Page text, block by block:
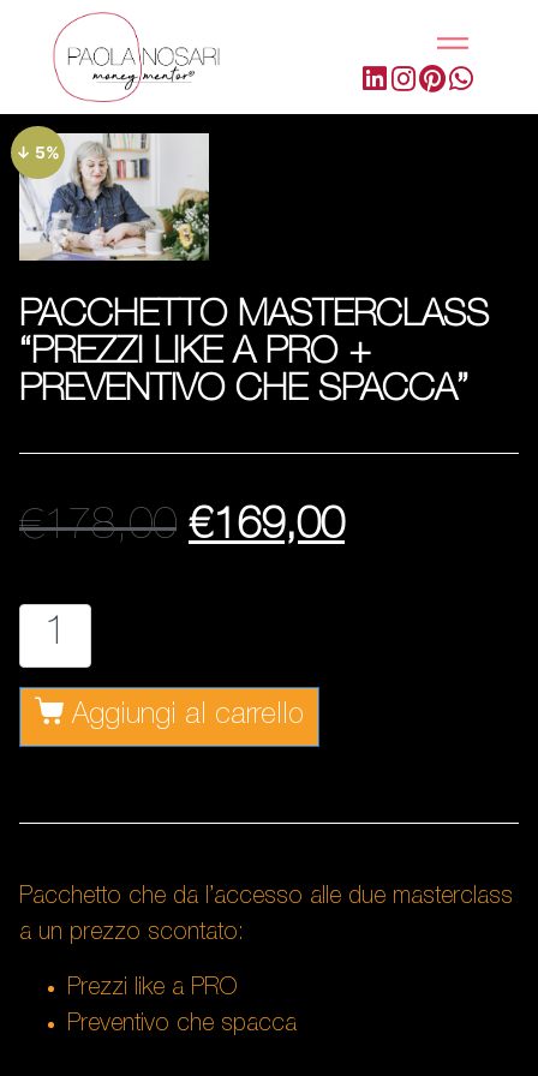
↓ 5%
PACCHETTO MASTERCLASS
“PREZZI LIKE A PRO +
PREVENTIVO CHE SPACCA”
€178,00 €169,00
Aggiungi al carrello
Pacchetto che da l’accesso alle due masterclass
a un prezzo scontato:
Prezzi like a PRO
Preventivo che spacca